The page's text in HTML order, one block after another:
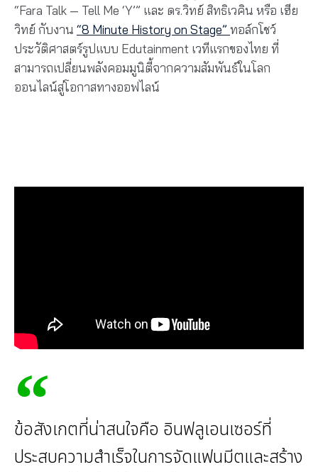
“Fara Talk — Tell Me ‘Y’” และ ดร.วิทย์ สิทธิเวคิน หรือ เฮีย
วิทย์ กับงาน “8 Minute History on Stage” ทอล์กโชว์
ประวัติศาสตร์รูปแบบ Edutainment เวทีแรกของไทย ที่
สามารถเปลี่ยนพลังคอมมูนิตี้จากความสัมพันธ์ในโลก
ออนไลน์สู่โอกาสทางออฟไลน์
ข้อสังเกตที่น่าสนใจคือ อินฟลูเอนเซอร์ที่
ประสบความสำเร็จในการจัดแฟนมีตและสร้าง